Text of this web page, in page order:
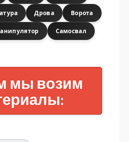
Дрова Ворота
Самосвал
мы возим